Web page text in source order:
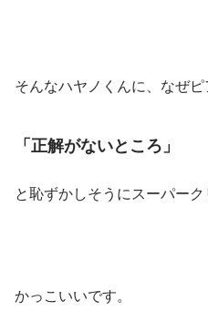
そんなハヤノくんに、なぜピ
「正解がないところ」
と恥ずかしそうにスーパー
かっこいいです。